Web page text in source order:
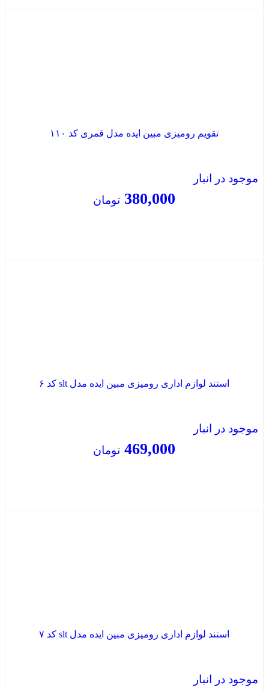
تقویم رومیزی مبین ایده مدل قمری کد ۱۱۰
موجود در انبار
380,000 تومان
استند لوازم اداری رومیزی مبین ایده مدل slt کد ۶
موجود در انبار
469,000 تومان
استند لوازم اداری رومیزی مبین ایده مدل slt کد ۷
موجود در انبار